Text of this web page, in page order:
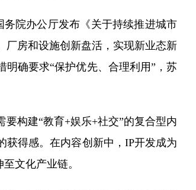
院办公厅发布《关于持续推进城市
厂房和设施创新盘活，实现新业态新
确要求“保护优先、合理利用”，苏
构建“教育+娱乐+社交”的复合型内
获得感。在内容创新中，IP开发成为
文化产业链。